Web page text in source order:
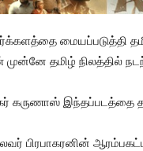
மையப்படுத்தி
தமிழ் நிலத்தில்
கருணாஸ் இந்தப்படத்தை
பிரபாகரனின்